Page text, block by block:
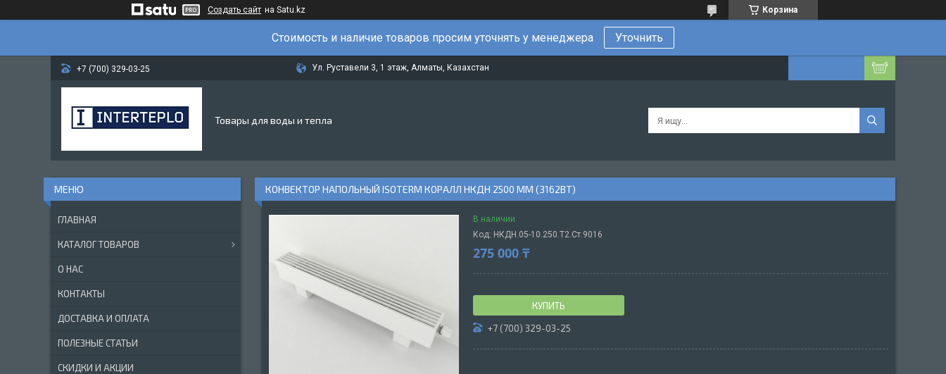
Создать сайт на Satu.kz Корзина
Стоимость и наличие товаров просим уточнять у менеджера Уточнить
+7 (700) 329-03-25 Ул. Руставели 3, 1 этаж, Алматы, Казахстан
Товары для воды и тепла
КОНВЕКТОР НАПОЛЬНЫЙ ISOTERM КОРАЛЛ НКДН 2500 ММ (3162ВТ)
В наличии
Код: НКДН.05-10.250.Т2.Ст.9016
275 000 ₸
КУПИТЬ
+7 (700) 329-03-25
ГЛАВНАЯ
КАТАЛОГ ТОВАРОВ
О НАС
КОНТАКТЫ
ДОСТАВКА И ОПЛАТА
ПОЛЕЗНЫЕ СТАТЬИ
СКИДКИ И АКЦИИ